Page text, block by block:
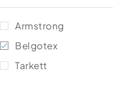
Armstrong
Belgotex
Tarkett